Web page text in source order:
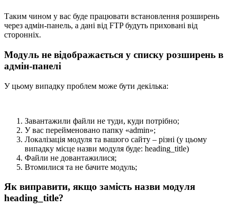
Таким чином у вас буде працювати встановлення розширень
через адмін-панель, а дані від FTP будуть приховані від
сторонніх.
Модуль не відображається у списку розширень в
адмін-панелі
У цьому випадку проблем може бути декілька:
Завантажили файли не туди, куди потрібно;
У вас перейменовано папку «admin»;
Локалізація модуля та вашого сайту – різні (у цьому
випадку місце назви модуля буде: heading_title)
Файли не довантажилися;
Втомилися та не бачите модуль;
Як виправити, якщо замість назви модуля
heading_title?